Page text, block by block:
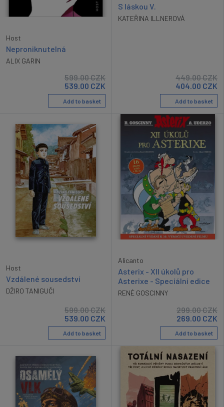
Host
Neproniknutelná
ALIX GARIN
599.00CZK
539.00 CZK
Add to basket
S láskou V.
KATEŘINA ILLNEROVÁ
449.00CZK
404.00 CZK
Add to basket
Host
Vzdálené sousedství
DŽIRO TANIGUČI
599.00CZK
539.00 CZK
Add to basket
Alicanto
Asterix - XII úkolů pro
Asterixe - Speciální edice
RENÉ GOSCINNY
299.00CZK
269.00 CZK
Add to basket